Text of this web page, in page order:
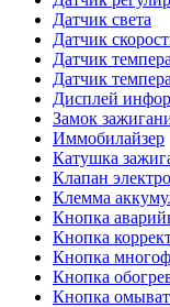
Датчик света
Датчик
Датчик
Датчик
Дисплей
Замок
Иммобилайзер
Катушка
Клапан
Клемма
Кнопка
Кнопка
Кнопка
Кнопка
Кнопка